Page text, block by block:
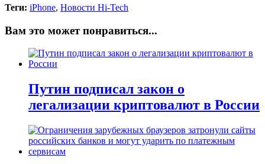
Теги: iPhone, Новости Hi-Tech
Вам это может понравиться...
Путин подписал закон о
легализации криптовалют в России